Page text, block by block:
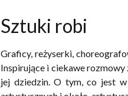
Sztuki robi
Graficy, reżyserki,
Inspirujące i ciekawe
jej dziedzin. O tym, co jest